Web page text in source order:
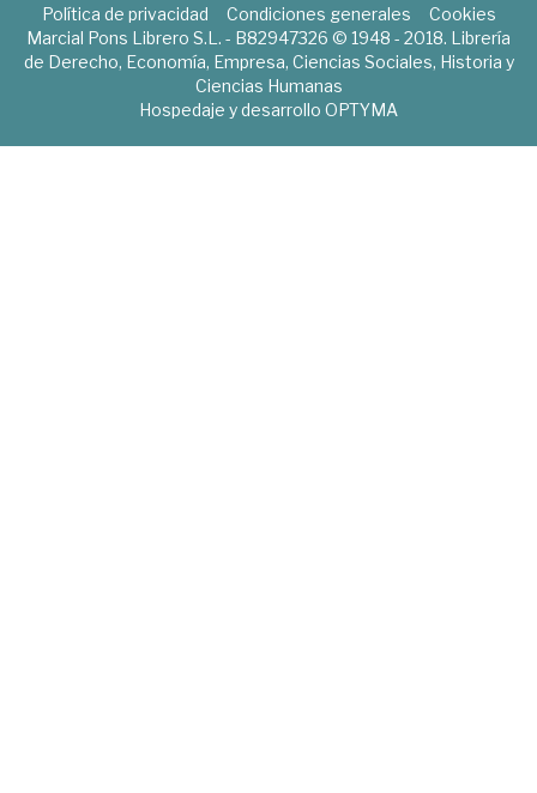
Política de privacidad Condiciones generales
Cookies
Marcial Pons Librero S.L. - B82947326 © 1948 - 2018. Librería
de Derecho, Economía, Empresa, Ciencias Sociales, Historia y
Ciencias Humanas
Hospedaje y desarrollo OPTYMA